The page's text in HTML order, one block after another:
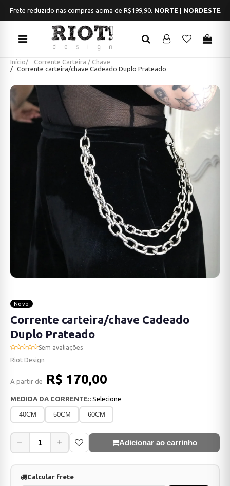
Frete reduzido nas compras acima de R$199,90. NORTE | NORDESTE
Início
Corrente Carteira / Chave
Corrente carteira/chave Cadeado Duplo Prateado
Novo
Corrente carteira/chave Cadeado
Duplo Prateado
Sem avaliações
Riot Design
A partir de R$ 170,00
MEDIDA DA CORRENTE:: Selecione
40CM 50CM 60CM
− + Adicionar ao carrinho
Calcular frete